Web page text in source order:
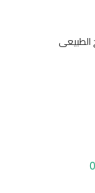
الطبيعى